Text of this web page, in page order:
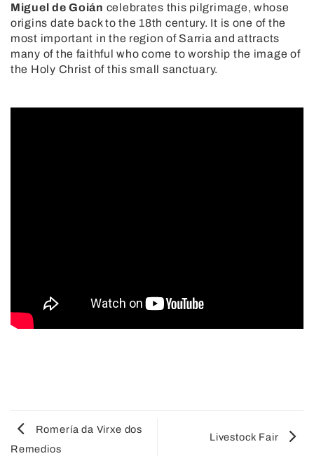
Miguel de Goián celebrates this pilgrimage, whose
origins date back to the 18th century. It is one of the
most important in the region of Sarria and attracts
many of the faithful who come to worship the image of
the Holy Christ of this small sanctuary.
Romería da Virxe dos
Remedios
Livestock Fair